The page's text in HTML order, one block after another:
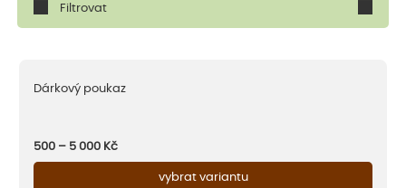
Filtrovat
Dárkový poukaz
500 – 5 000 Kč
vybrat variantu